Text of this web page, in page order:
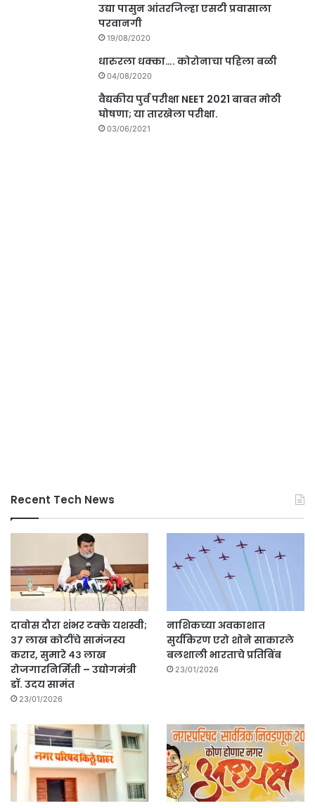
उद्या पासुन आंतरजिल्हा एसटी प्रवासाला
परवानगी
19/08/2020
धारुरला धक्का…. कोरोनाचा पहिला बळी
04/08/2020
वैद्यकीय पुर्व परीक्षा NEET 2021 बाबत मोठी
घोषणा; या तारखेला परीक्षा.
03/06/2021
Recent Tech News
दावोस दौरा शंभर टक्के यशस्वी;
३७ लाख कोटींचे सामंजस्य
करार, सुमारे ४३ लाख
रोजगारनिर्मिती – उद्योगमंत्री
डॉ. उदय सामंत
23/01/2026
नाशिकच्या अवकाशात
सुर्यकिरण एरो शोने साकारले
बलशाली भारताचे प्रतिबिंब
23/01/2026